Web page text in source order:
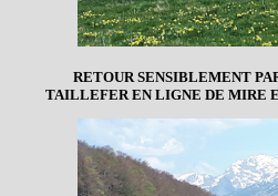
RETOUR SENSIBLEMENT
TAILLEFER EN LIGNE DE MIRE